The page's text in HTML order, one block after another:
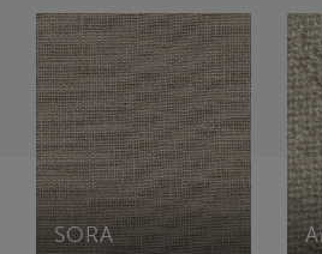
SORA